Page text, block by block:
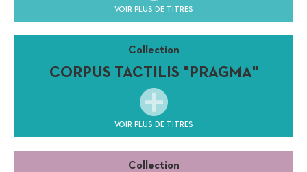
VOIR PLUS DE TITRES
Collection
CORPUS TACTILIS "PRAGMA"
VOIR PLUS DE TITRES
Collection